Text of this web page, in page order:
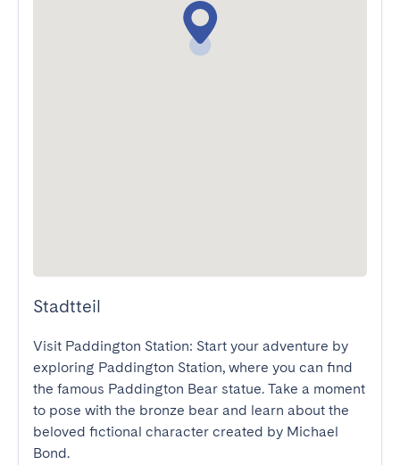
Stadtteil
Visit Paddington Station: Start your adventure by
exploring Paddington Station, where you can find
the famous Paddington Bear statue. Take a moment
to pose with the bronze bear and learn about the
beloved fictional character created by Michael
Bond.